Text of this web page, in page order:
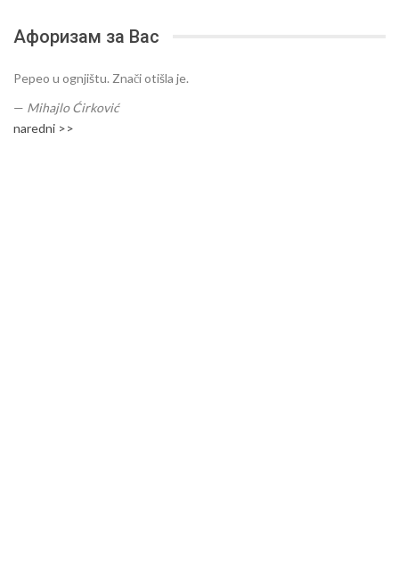
Афоризам за Вас
Pepeo u ognjištu. Znači otišla je.
— Mihajlo Ćirković
naredni >>